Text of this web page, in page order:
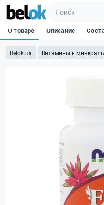
Belok.ua Витамины и
О товаре Описание